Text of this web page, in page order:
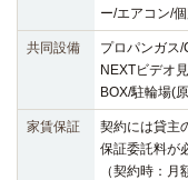
ー/エアコン/
共同設備
プロパンガス
NEXTビデオ
BOX/駐輪場(
家賃保証
契約には貸主
保証委託料が
（契約時：